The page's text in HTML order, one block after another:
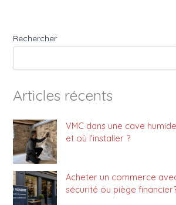
Rechercher
Articles récents
VMC dans une cave
et où l’installer ?
Acheter un commerce
sécurité ou piège